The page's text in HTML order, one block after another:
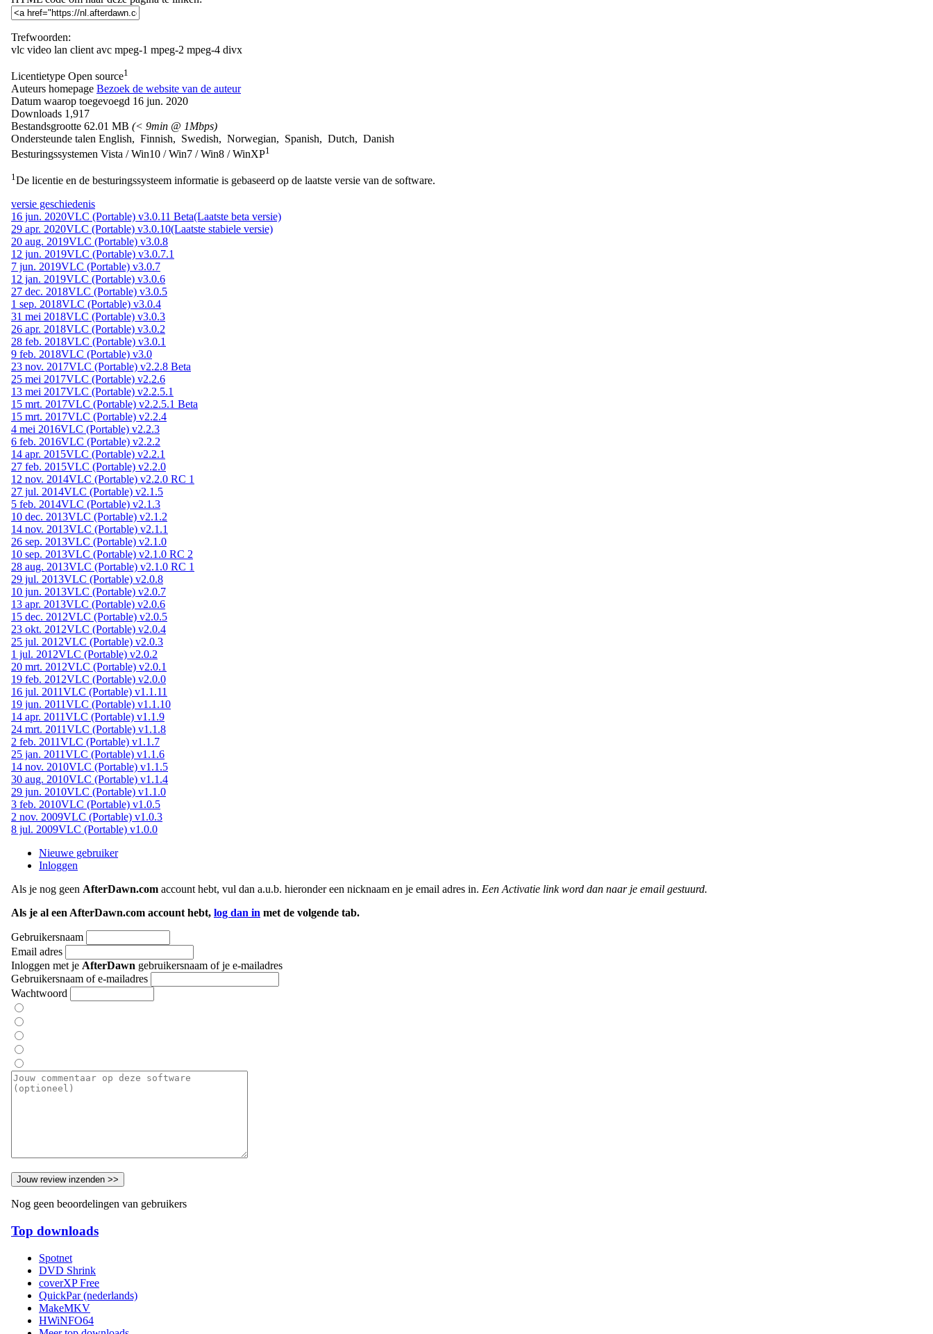
Trefwoorden:
vlc video lan client avc mpeg-1 mpeg-2 mpeg-4 divx
Licentietype Open source1
Auteurs homepage Bezoek de website van de auteur
Datum waarop toegevoegd 16 jun. 2020
Downloads 1,917
Bestandsgrootte 62.01 MB (< 9min @ 1Mbps)
Ondersteunde talen English, Finnish, Swedish, Norwegian, Spanish, Dutch, Danish
Besturingssystemen Vista / Win10 / Win7 / Win8 / WinXP1
1De licentie en de besturingssysteem informatie is gebaseerd op de laatste versie van de software.
versie geschiedenis
16 jun. 2020VLC (Portable) v3.0.11 Beta(Laatste beta versie)
29 apr. 2020VLC (Portable) v3.0.10(Laatste stabiele versie)
20 aug. 2019VLC (Portable) v3.0.8
12 jun. 2019VLC (Portable) v3.0.7.1
7 jun. 2019VLC (Portable) v3.0.7
12 jan. 2019VLC (Portable) v3.0.6
27 dec. 2018VLC (Portable) v3.0.5
1 sep. 2018VLC (Portable) v3.0.4
31 mei 2018VLC (Portable) v3.0.3
26 apr. 2018VLC (Portable) v3.0.2
28 feb. 2018VLC (Portable) v3.0.1
9 feb. 2018VLC (Portable) v3.0
23 nov. 2017VLC (Portable) v2.2.8 Beta
25 mei 2017VLC (Portable) v2.2.6
13 mei 2017VLC (Portable) v2.2.5.1
15 mrt. 2017VLC (Portable) v2.2.5.1 Beta
15 mrt. 2017VLC (Portable) v2.2.4
4 mei 2016VLC (Portable) v2.2.3
6 feb. 2016VLC (Portable) v2.2.2
14 apr. 2015VLC (Portable) v2.2.1
27 feb. 2015VLC (Portable) v2.2.0
12 nov. 2014VLC (Portable) v2.2.0 RC 1
27 jul. 2014VLC (Portable) v2.1.5
5 feb. 2014VLC (Portable) v2.1.3
10 dec. 2013VLC (Portable) v2.1.2
14 nov. 2013VLC (Portable) v2.1.1
26 sep. 2013VLC (Portable) v2.1.0
10 sep. 2013VLC (Portable) v2.1.0 RC 2
28 aug. 2013VLC (Portable) v2.1.0 RC 1
29 jul. 2013VLC (Portable) v2.0.8
10 jun. 2013VLC (Portable) v2.0.7
13 apr. 2013VLC (Portable) v2.0.6
15 dec. 2012VLC (Portable) v2.0.5
23 okt. 2012VLC (Portable) v2.0.4
25 jul. 2012VLC (Portable) v2.0.3
1 jul. 2012VLC (Portable) v2.0.2
20 mrt. 2012VLC (Portable) v2.0.1
19 feb. 2012VLC (Portable) v2.0.0
16 jul. 2011VLC (Portable) v1.1.11
19 jun. 2011VLC (Portable) v1.1.10
14 apr. 2011VLC (Portable) v1.1.9
24 mrt. 2011VLC (Portable) v1.1.8
2 feb. 2011VLC (Portable) v1.1.7
25 jan. 2011VLC (Portable) v1.1.6
14 nov. 2010VLC (Portable) v1.1.5
30 aug. 2010VLC (Portable) v1.1.4
29 jun. 2010VLC (Portable) v1.1.0
3 feb. 2010VLC (Portable) v1.0.5
2 nov. 2009VLC (Portable) v1.0.3
8 jul. 2009VLC (Portable) v1.0.0
Nieuwe gebruiker
Inloggen
Als je nog geen AfterDawn.com account hebt, vul dan a.u.b. hieronder een nicknaam en je email adres in. Een Activatie link word dan naar je email gestuurd.
Als je al een AfterDawn.com account hebt, log dan in met de volgende tab.
Gebruikersnaam
Email adres
Inloggen met je AfterDawn gebruikersnaam of je e-mailadres
Gebruikersnaam of e-mailadres
Wachtwoord
Nog geen beoordelingen van gebruikers
Top downloads
Spotnet
DVD Shrink
coverXP Free
QuickPar (nederlands)
MakeMKV
HWiNFO64